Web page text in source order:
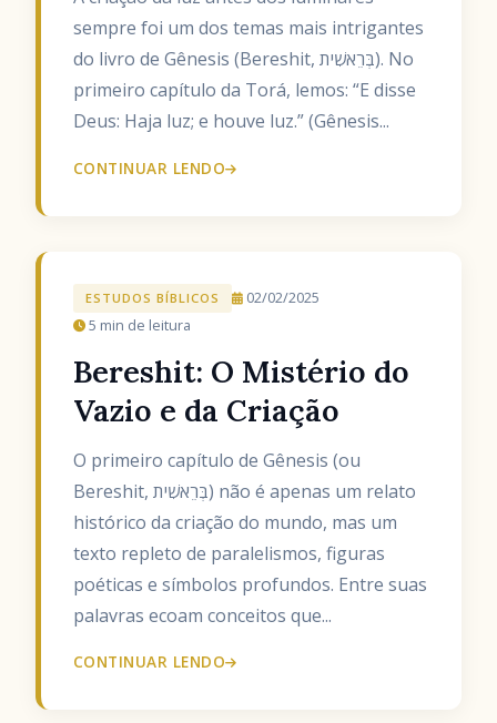
sempre foi um dos temas mais intrigantes
do livro de Gênesis (Bereshit, בְּרֵאשִׁית). No
primeiro capítulo da Torá, lemos: “E disse
Deus: Haja luz; e houve luz.” (Gênesis...
CONTINUAR LENDO
ESTUDOS BÍBLICOS
02/02/2025
5 min de leitura
Bereshit: O Mistério do
Vazio e da Criação
O primeiro capítulo de Gênesis (ou
Bereshit, בְּרֵאשִׁית) não é apenas um relato
histórico da criação do mundo, mas um
texto repleto de paralelismos, figuras
poéticas e símbolos profundos. Entre suas
palavras ecoam conceitos que...
CONTINUAR LENDO